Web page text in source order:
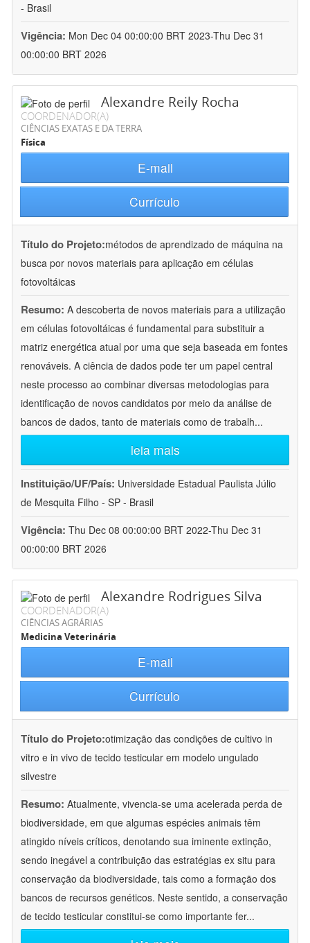
- Brasil
Vigência: Mon Dec 04 00:00:00 BRT 2023-Thu Dec 31
00:00:00 BRT 2026
Alexandre Reily Rocha
COORDENADOR(A)
CIÊNCIAS EXATAS E DA TERRA
Física
E-mail
Currículo
Título do Projeto:métodos de aprendizado de máquina na
busca por novos materiais para aplicação em células
fotovoltáicas
Resumo: A descoberta de novos materiais para a utilização
em células fotovoltáicas é fundamental para substituir a
matriz energética atual por uma que seja baseada em fontes
renováveis. A ciência de dados pode ter um papel central
neste processo ao combinar diversas metodologias para
identificação de novos candidatos por meio da análise de
bancos de dados, tanto de materiais como de trabalh...
leia mais
Instituição/UF/País: Universidade Estadual Paulista Júlio
de Mesquita Filho - SP - Brasil
Vigência: Thu Dec 08 00:00:00 BRT 2022-Thu Dec 31
00:00:00 BRT 2026
Alexandre Rodrigues Silva
COORDENADOR(A)
CIÊNCIAS AGRÁRIAS
Medicina Veterinária
E-mail
Currículo
Título do Projeto:otimização das condições de cultivo in
vitro e in vivo de tecido testicular em modelo ungulado
silvestre
Resumo: Atualmente, vivencia-se uma acelerada perda de
biodiversidade, em que algumas espécies animais têm
atingido níveis críticos, denotando sua iminente extinção,
sendo inegável a contribuição das estratégias ex situ para
conservação da biodiversidade, tais como a formação dos
bancos de recursos genéticos. Neste sentido, a conservação
de tecido testicular constitui-se como importante fer...